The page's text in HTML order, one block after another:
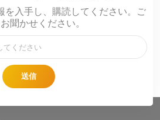
を入手し、購読してください。ご
聞かせください。
送信